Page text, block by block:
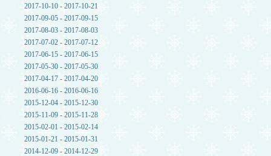
2017-10-10 - 2017-10-21
2017-09-05 - 2017-09-15
2017-08-03 - 2017-08-03
2017-07-02 - 2017-07-12
2017-06-15 - 2017-06-15
2017-05-30 - 2017-05-30
2017-04-17 - 2017-04-20
2016-06-16 - 2016-06-16
2015-12-04 - 2015-12-30
2015-11-09 - 2015-11-28
2015-02-01 - 2015-02-14
2015-01-21 - 2015-01-31
2014-12-09 - 2014-12-29